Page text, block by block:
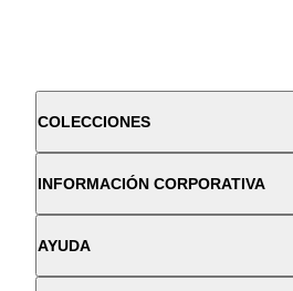
COLECCIONES
INFORMACIÓN CORPORATIVA
AYUDA